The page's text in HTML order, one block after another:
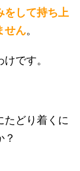
をして持ち上
せん。
です。
たどり着くに